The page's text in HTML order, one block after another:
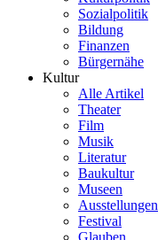
Sozialpolitik
Bildung
Finanzen
Bürgernähe
Kultur
Alle Artikel
Theater
Film
Musik
Literatur
Baukultur
Museen
Ausstellungen
Festival
Glauben